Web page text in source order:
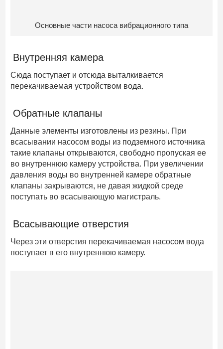
Основные части насоса вибрационного типа
Внутренняя камера
Сюда поступает и отсюда выталкивается
перекачиваемая устройством вода.
Обратные клапаны
Данные элементы изготовлены из резины. При
всасывании насосом воды из подземного источника
такие клапаны открываются, свободно пропуская ее
во внутреннюю камеру устройства. При увеличении
давления воды во внутренней камере обратные
клапаны закрываются, не давая жидкой среде
поступать во всасывающую магистраль.
Всасывающие отверстия
Через эти отверстия перекачиваемая насосом вода
поступает в его внутреннюю камеру.